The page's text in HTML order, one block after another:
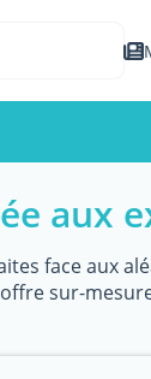
aux
face aux
sur-